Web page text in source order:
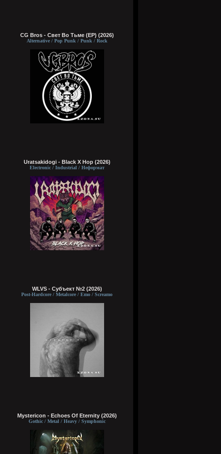
CG Bros - Свет Во Тьме (EP) (2026)
Alternative / Pop Punk / Punk / Rock
Uratsakidogi - Black X Hop (2026)
Electronic / Industrial / Неформат
WLVS - Субъект №2 (2026)
Post-Hardcore / Metalcore / Emo / Screamo
Mystericon - Echoes Of Eternity (2026)
Gothic / Metal / Heavy / Symphonic